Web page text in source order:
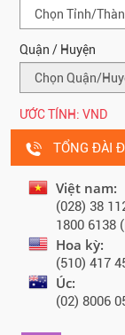
Quận / Huyện
ƯỚC TÍNH: VND
TỔNG ĐÀI
Việt nam:
(028) 38
1800 6138
Hoa kỳ:
(510) 417
Úc:
(02) 8006